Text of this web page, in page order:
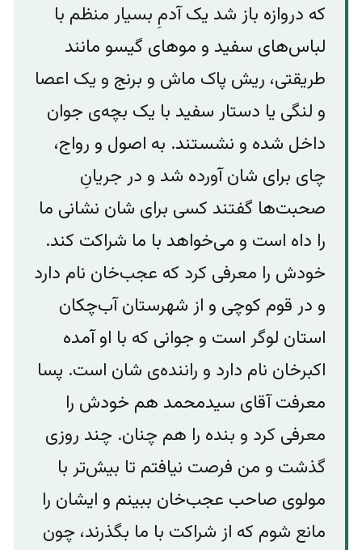
که دروازه باز شد یک آدمِ بسیار منظم با
لباس‌های سفید و موهای گیسو مانند
طریقتی، ریش پاک ماش و برنج و یک اعصا
و لنگی یا دستار سفید با یک بچه‌ی جوان
داخل شده و نشستند. به اصول و رواج،
چای برای شان آورده شد و در جریانِ
صحبت‌ها گفتند کسی برای شان نشانی ما
را داه است و می‌خواهد با ما شراکت کند.
خودش را معرفی کرد که عجب‌خان نام دارد
و در قوم کوچی و از شهرستان آب‌چکان
استان لوگر است و جوانی که با او آمده
اکبرخان نام دارد و راننده‌ی شان است. پسا
معرفت آقای سیدمحمد هم خودش را
معرفی کرد و بنده را هم چنان. چند روزی
گذشت و من فرصت نیافتم تا بیش‌تر با
مولوی صاحب عجب‌خان ببینم و ایشان را
مانع شوم که از شراکت با ما بگذرند، چون